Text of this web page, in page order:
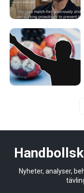
Nyheter, analyser,